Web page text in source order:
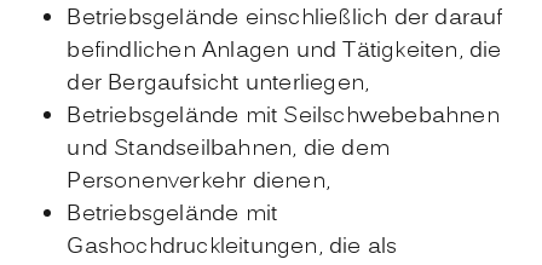
Betriebsgelände einschließlich der darauf
befindlichen Anlagen und Tätigkeiten, die
der Bergaufsicht unterliegen,
Betriebsgelände mit Seilschwebebahnen
und Standseilbahnen, die dem
Personenverkehr dienen,
Betriebsgelände mit
Gashochdruckleitungen, die als